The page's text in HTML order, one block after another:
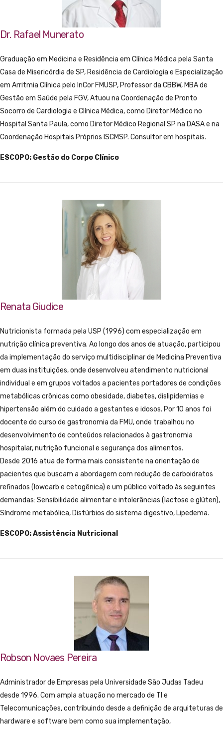
Dr. Rafael Munerato
Graduação em Medicina e Residência em Clínica Médica pela Santa
Casa de Misericórdia de SP, Residência de Cardiologia e Especialização
em Arritmia Clínica pelo InCor FMUSP, Professor da CBBW, MBA de
Gestão em Saúde pela FGV, Atuou na Coordenação de Pronto
Socorro de Cardiologia e Clínica Médica, como Diretor Médico no
Hospital Santa Paula, como Diretor Médico Regional SP na DASA e na
Coordenação Hospitais Próprios ISCMSP. Consultor em hospitais.
ESCOPO: Gestão do Corpo Clínico
Renata Giudice
Nutricionista formada pela USP (1996) com especialização em
nutrição clínica preventiva. Ao longo dos anos de atuação, participou
da implementação do serviço multidisciplinar de Medicina Preventiva
em duas instituições, onde desenvolveu atendimento nutricional
individual e em grupos voltados a pacientes portadores de condições
metabólicas crônicas como obesidade, diabetes, dislipidemias e
hipertensão além do cuidado a gestantes e idosos. Por 10 anos foi
docente do curso de gastronomia da FMU, onde trabalhou no
desenvolvimento de conteúdos relacionados à gastronomia
hospitalar, nutrição funcional e segurança dos alimentos.
Desde 2016 atua de forma mais consistente na orientação de
pacientes que buscam a abordagem com redução de carboidratos
refinados (lowcarb e cetogênica) e um público voltado às seguintes
demandas: Sensibilidade alimentar e intolerâncias (lactose e glúten),
Síndrome metabólica, Distúrbios do sistema digestivo, Lipedema.
ESCOPO: Assistência Nutricional
Robson Novaes Pereira
Administrador de Empresas pela Universidade São Judas Tadeu
desde 1996. Com ampla atuação no mercado de TI e
Telecomunicações, contribuindo desde a definição de arquiteturas de
hardware e software bem como sua implementação,